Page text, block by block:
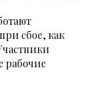
сбое, как
рабочие